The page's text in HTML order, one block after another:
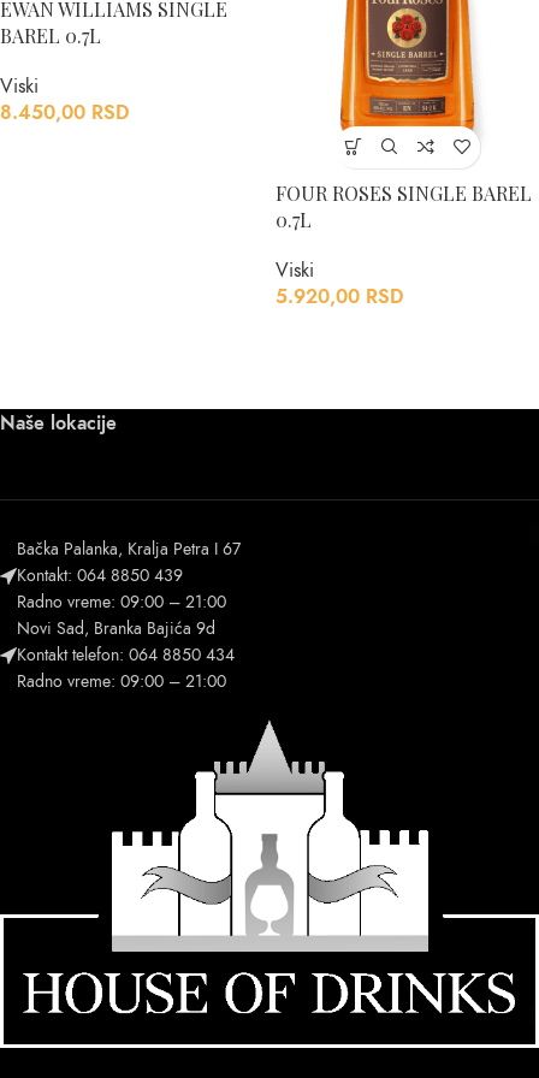
EWAN WILLIAMS SINGLE
BAREL 0.7L
Viski
8.450,00 RSD
FOUR ROSES SINGLE BAREL
0.7L
Viski
5.920,00 RSD
Naše lokacije
Bačka Palanka, Kralja Petra I 67
Kontakt: 064 8850 439
Radno vreme: 09:00 – 21:00
Novi Sad, Branka Bajića 9d
Kontakt telefon: 064 8850 434
Radno vreme: 09:00 – 21:00